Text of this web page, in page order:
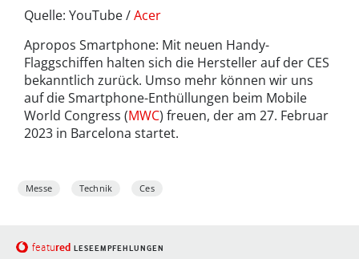
Quelle: YouTube /Acer
Apropos Smartphone: Mit neuen Handy-
Flaggschiffen halten sich die Hersteller auf der CES
bekanntlich zurück. Umso mehr können wir uns
auf die Smartphone-Enthüllungen beim Mobile
World Congress (MWC) freuen, der am 27. Februar
2023 in Barcelona startet.
Messe Technik Ces
featured LESEEMPFEHLUNGEN